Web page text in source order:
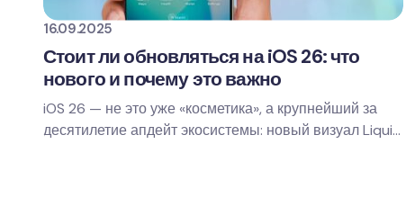
Оставить комментарий
16.09.2025
Стоит ли обновляться на iOS 26: что
нового и почему это важно
iOS 26 — не это уже «косметика», а крупнейший за
десятилетие апдейт экосистемы: новый визуал Liquid